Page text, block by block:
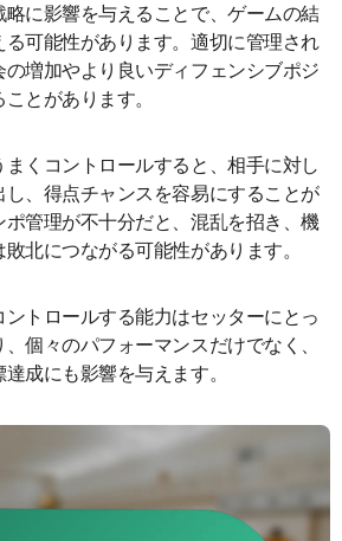
に影響を与えることで、ゲームの結
可能性があります。適切に管理され
増加やより良いディフェンシブポジ
とがあります。
くコントロールすると、相手に対し
、得点チャンスを容易にすることが
管理が不十分だと、混乱を招き、機
北につながる可能性があります。
トロールする能力はセッターにとっ
個々のパフォーマンスだけでなく、
成にも影響を与えます。